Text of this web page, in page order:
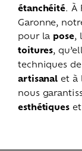
étanchéité. À
Garonne,
pour la pose,
toitures,
techniques
artisanal et à
nous
esthétiqueset